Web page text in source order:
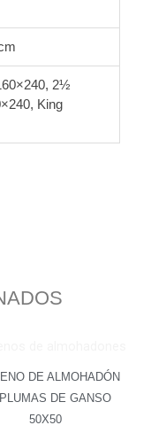
2½
King
DE ALMOHADÓN
DE GANSO
50X50